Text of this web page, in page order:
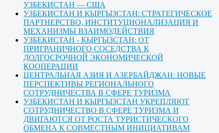
УЗБЕКИСТАН — США
УЗБЕКИСТАН И КЫРГЫЗСТАН: СТРАТЕГИЧЕСКОЕ
ПАРТНЕРСТВО, ИНСТИТУЦИОНАЛИЗАЦИЯ И
МЕХАНИЗМЫ ВЗАИМОДЕЙСТВИЯ
УЗБЕКИСТАН - КЫРГЫЗСТАН: ОТ
ПРИГРАНИЧНОГО СОСЕДСТВА К
ДОЛГОСРОЧНОЙ ЭКОНОМИЧЕСКОЙ
КООПЕРАЦИИ
ЦЕНТРАЛЬНАЯ АЗИЯ И АЗЕРБАЙДЖАН: НОВЫЕ
ПЕРСПЕКТИВЫ РЕГИОНАЛЬНОГО
СОТРУДНИЧЕСТВА В СФЕРЕ ТУРИЗМА
УЗБЕКИСТАН И КЫРГЫЗСТАН УКРЕПЛЯЮТ
СОТРУДНИЧЕСТВО В СФЕРЕ ТУРИЗМА И
ДВИГАЮТСЯ ОТ РОСТА ТУРИСТИЧЕСКОГО
ОБМЕНА К СОВМЕСТНЫМ ИНИЦИАТИВАМ